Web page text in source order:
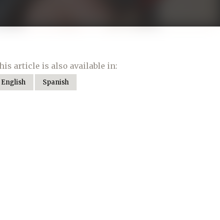
article is also available in:
English Spanish